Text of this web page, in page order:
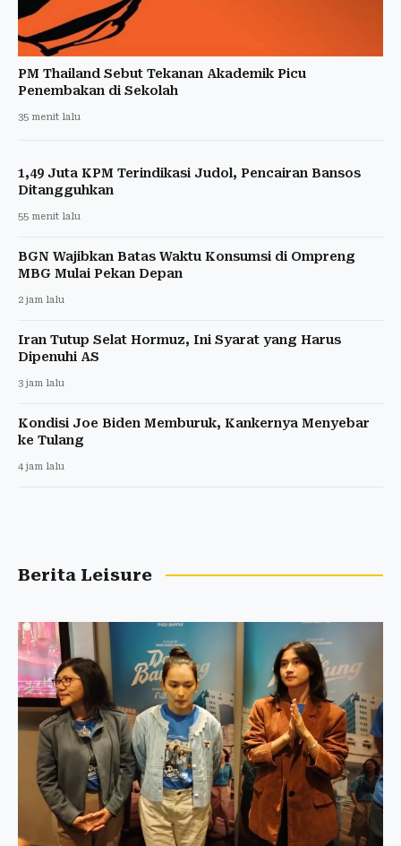
PM Thailand Sebut Tekanan Akademik Picu
Penembakan di Sekolah
35 menit lalu
1,49 Juta KPM Terindikasi Judol, Pencairan Bansos
Ditangguhkan
55 menit lalu
BGN Wajibkan Batas Waktu Konsumsi di Ompreng
MBG Mulai Pekan Depan
2 jam lalu
Iran Tutup Selat Hormuz, Ini Syarat yang Harus
Dipenuhi AS
3 jam lalu
Kondisi Joe Biden Memburuk, Kankernya Menyebar
ke Tulang
4 jam lalu
Berita Leisure